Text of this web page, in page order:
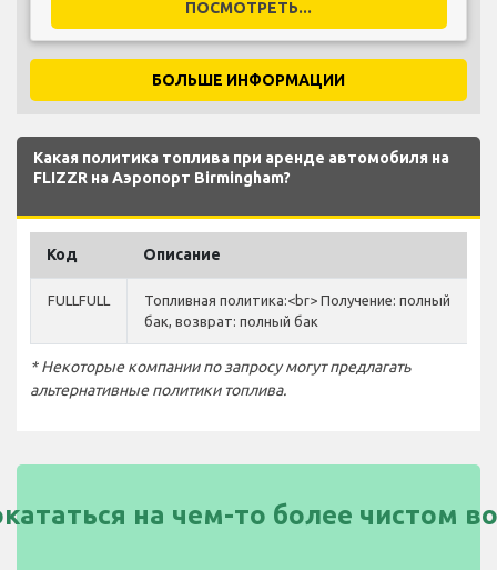
ПОСМОТРЕТЬ...
БОЛЬШЕ ИНФОРМАЦИИ
Какая политика топлива при аренде автомобиля на
FLIZZR на Аэропорт Birmingham?
Код Описание
FULLFULL
Топливная политика:<br> Получение: полный
бак, возврат: полный бак
* Некоторые компании по запросу могут предлагать
альтернативные политики топлива.
на чем-то более чистом